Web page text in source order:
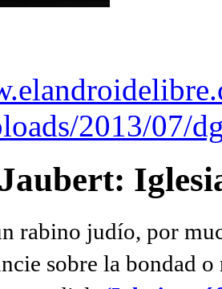
2013/07/
rabino judío, por
sobre la bondad